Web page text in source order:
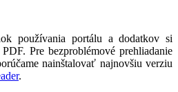
používania portálu a dodatkov si
Pre bezproblémové prehliadanie
nainštalovať najnovšiu verziu
.